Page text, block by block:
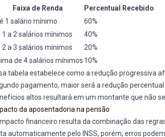
Faixa de Renda
Percentual Recebido
1 salário mínimo
60%
1 a 2 salários mínimos
40%
2 a 3 salários mínimos
20%
de 4 salários mínimos 10%
tabela estabelece como a redução progressiva
pagamento, maior será a redução
altos resultará em um montante que não
da aposentadoria na pensão
financeiro resulta da combinação das
automaticamente pelo INSS, porém, erros